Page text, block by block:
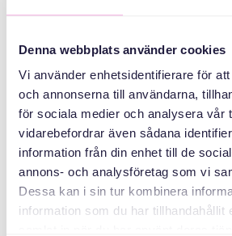
Denna webbplats använder cookies
Vi använder enhetsidentifierare för
och annonserna till användarna,
för sociala medier och analysera vår
vidarebefordrar även sådana
information från din enhet till de
annons- och analysföretag som vi
Dessa kan i sin tur kombinera
information som du har tillhandahållit
Svenska med